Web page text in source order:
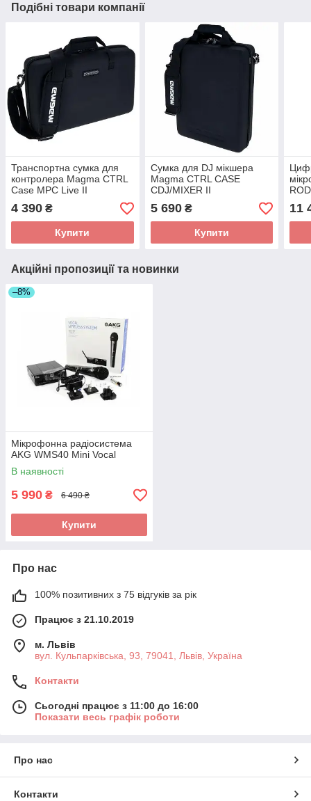
Подібні товари компанії
Транспортна сумка для
контролера Magma CTRL
Case MPC Live II
4 390 ₴
Купити
Сумка для DJ мікшера
Magma CTRL CASE
CDJ/MIXER II
5 690₴
Купити
11
Акційні пропозиції та новинки
–8%
Мікрофонна радіосистема
AKG WMS40 Mini Vocal
В наявності
5 990 ₴ 6 490 ₴
Купити
Про нас
100% позитивних з 75 відгуків за рік
Працює з 21.10.2019
м. Львів
вул. Кульпарківська, 93, 79041, Львів, Україна
Контакти
Сьогодні працює з 11:00 до 16:00
Показати весь графік роботи
Про нас
Контакти